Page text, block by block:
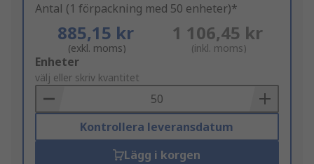
Antal (1 förpackning med 50 enheter)*
885,15 kr
(exkl. moms)
1 106,45 kr
(inkl. moms)
Add
to
Basket
Enheter
välj eller skriv kvantitet
Kontrollera leveransdatum
Lägg i korgen